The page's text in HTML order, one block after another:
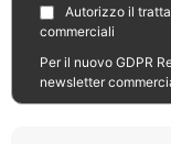
Autorizzo il
commerciali
Per il nuovo GDPR
newsletter